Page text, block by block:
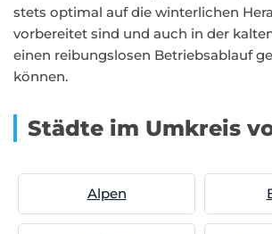
stets optimal auf die winterlichen
vorbereitet sind und auch in der
einen reibungslosen Betriebsablauf
können.
Städte im Umkreis
Alpen